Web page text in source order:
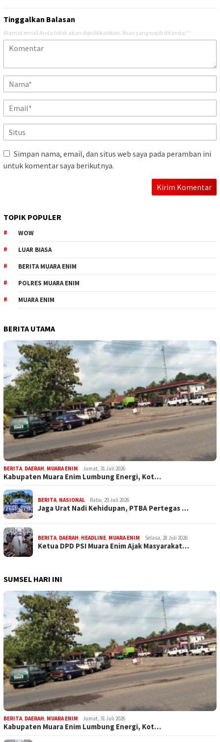
Tinggalkan Balasan
Alamat email Anda tidak akan dipublikasikan. Ruas yang wajib ditandai *
Simpan nama, email, dan situs web saya pada peramban ini
untuk komentar saya berikutnya.
TOPIK POPULER
WOW
LUAR BIASA
BERITA MUARA ENIM
POLRES MUARA ENIM
MUARA ENIM
BERITA UTAMA
BERITA DAERAH MUARA ENIM Jumat, 31 Juli 2026
Kabupaten Muara Enim Lumbung Energi, Kot…
BERITA NASIONAL Rabu, 29 Juli 2026
Jaga Urat Nadi Kehidupan, PTBA Pertegas …
BERITA DAERAH HEADLINE MUARA ENIM Selasa, 28 Juli 2026
Ketua DPD PSI Muara Enim Ajak Masyarakat…
SUMSEL HARI INI
BERITA, DAERAH, MUARA ENIM Jumat, 31 Juli 2026
Kabupaten Muara Enim Lumbung Energi, Kot…